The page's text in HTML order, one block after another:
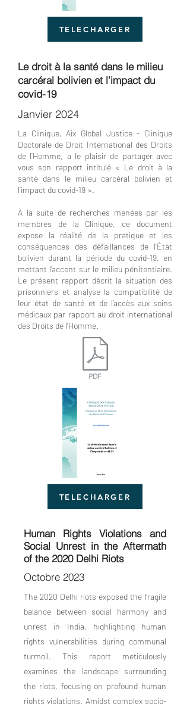
TELECHARGER
Le droit à la santé dans le milieu
carcéral bolivien et l’impact du
covid-19
Janvier 2024
La Clinique, Aix Global Justice - Clinique
Doctorale de Droit International des Droits
de l’Homme, a le plaisir de partager avec
vous son rapport intitulé « Le droit à la
santé dans le milieu carcéral bolivien et
l’impact du covid-19 ».
À la suite de recherches menées par les
membres de la Clinique, ce document
expose la réalité de la pratique et les
conséquences des défaillances de l’État
bolivien durant la période du covid-19, en
mettant l’accent sur le milieu pénitentiaire.
Le présent rapport décrit la situation des
prisonniers et analyse la compatibilité de
leur état de santé et de l’accès aux soins
médicaux par rapport au droit international
des Droits de l’Homme.
TELECHARGER
Human Rights Violations and
Social Unrest in the Aftermath
of the 2020 Delhi Riots
Octobre 2023
The 2020 Delhi riots exposed the fragile
balance between social harmony and
unrest in India, highlighting human
rights vulnerabilities during communal
turmoil. This report meticulously
examines the landscape surrounding
the riots, focusing on profound human
rights violations. Amidst complex socio-